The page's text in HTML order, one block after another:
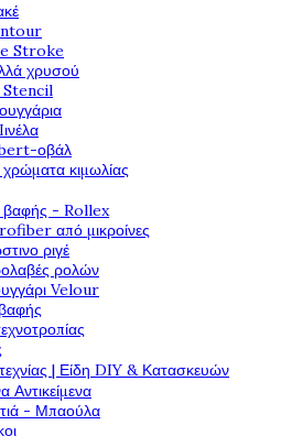
Stroke
χρυσού
Stencil
οβάλ
χρώματα κιμωλίας
βαφής - Rollex
από μικροίνες
ριγέ
ρολών
Velour
| Είδη DIY & Κατασκευών
Αντικείμενα
- Μπαούλα